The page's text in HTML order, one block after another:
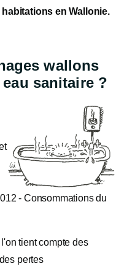
en Wallonie.
wallons
sanitaire ?
- Consommations du
tient compte des
pertes